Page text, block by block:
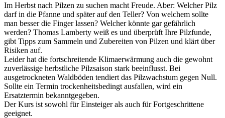
Im Herbst nach Pilzen zu suchen macht Freude. Aber: Welcher Pilz
darf in die Pfanne und später auf den Teller? Von welchem sollte
man besser die Finger lassen? Welcher könnte gar gefährlich
werden? Thomas Lamberty weiß es und überprüft Ihre Pilzfunde,
gibt Tipps zum Sammeln und Zubereiten von Pilzen und klärt über
Risiken auf.
Leider hat die fortschreitende Klimaerwärmung auch die gewohnt
zuverlässige herbstliche Pilzsaison stark beeinflusst. Bei
ausgetrockneten Waldböden tendiert das Pilzwachstum gegen Null.
Sollte ein Termin trockenheitsbedingt ausfallen, wird ein
Ersatztermin bekanntgegeben.
Der Kurs ist sowohl für Einsteiger als auch für Fortgeschrittene
geeignet.